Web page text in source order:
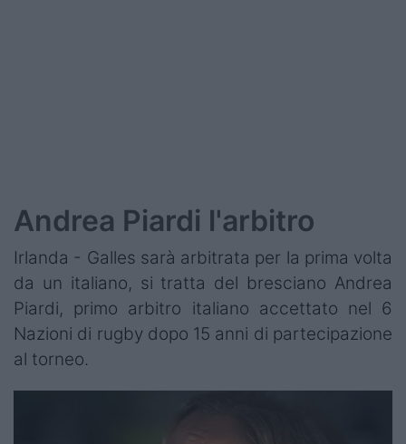
Andrea Piardi l'arbitro
Irlanda - Galles sarà arbitrata per la prima volta
da un italiano, si tratta del bresciano Andrea
Piardi, primo arbitro italiano accettato nel 6
Nazioni di rugby dopo 15 anni di partecipazione
al torneo.